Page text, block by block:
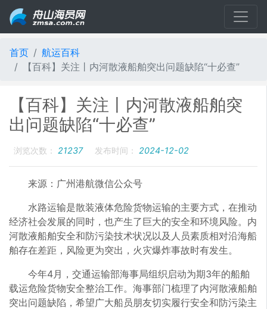
首页
航运百科
【百科】关注丨内河散液船舶突出问题缺陷“十必查”
【百科】关注丨内河散液船舶突
出问题缺陷“十必查”
浏览次数： 21237 发布时间： 2024-12-02
来源：广州港航微信公众号
水路运输是散装液体危险货物运输的主要方式，在推动
经济社会发展的同时，也产生了巨大的安全和环境风险。内
河散液船舶安全和防污染技术状况以及人员素质相对沿海船
舶存在差距，风险更为突出，火灾爆炸事故时有发生。
今年4月，交通运输部海事局组织启动为期3年的船舶
载运危险货物安全整治工作。海事部门梳理了内河散液船舶
突出问题缺陷，希望广大船员朋友切实履行安全和防污染主